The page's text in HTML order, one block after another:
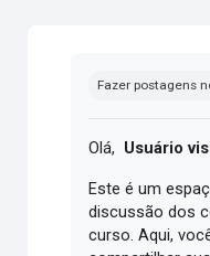
Fazer postagens
Olá, Usuário
Este é um
discussão dos
curso. Aqui,